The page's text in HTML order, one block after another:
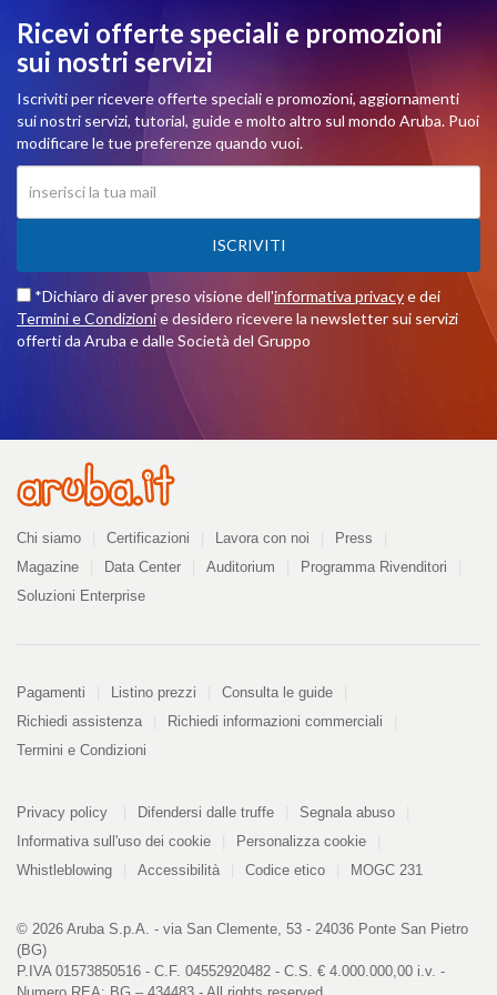
Ricevi offerte speciali e promozioni
sui nostri servizi
Iscriviti per ricevere offerte speciali e promozioni, aggiornamenti
sui nostri servizi, tutorial, guide e molto altro sul mondo Aruba. Puoi
modificare le tue preferenze quando vuoi.
ISCRIVITI
*Dichiaro di aver preso visione dell'informativa privacye dei
Termini e Condizionie desidero ricevere la newsletter sui servizi
offerti da Aruba e dalle Società del Gruppo
Azienda
Chi siamo Certificazioni Lavora con noi
Press
Magazine
Data Center Auditorium
Programma Rivenditori
Soluzioni Enterprise
Pagamenti
Pagamenti Listino prezzi
Consulta le guide
Richiedi assistenza
Richiedi informazioni commerciali
Termini e Condizioni
Informazioni
Privacy policy
PDF
kB
Difendersi dalle truffe
Segnala abuso
Informativa sull'uso dei cookie
Personalizza cookie
Whistleblowing
Accessibilità Codice etico MOGC 231
© 2026 Aruba S.p.A. - via San Clemente, 53 - 24036 Ponte San Pietro
(BG)
P.IVA 01573850516 - C.F. 04552920482 - C.S. € 4.000.000,00 i.v. -